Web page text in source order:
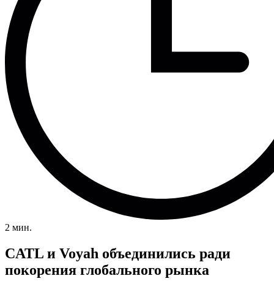
2 мин.
CATL и Voyah объединились ради
покорения глобального рынка